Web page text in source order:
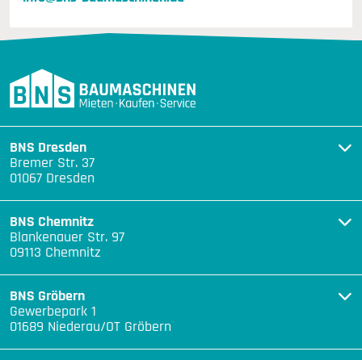
BNS Dresden
Bremer Str. 37
01067 Dresden
BNS Chemnitz
Blankenauer Str. 97
09113 Chemnitz
BNS Gröbern
Gewerbepark 1
01689 Niederau/OT Gröbern